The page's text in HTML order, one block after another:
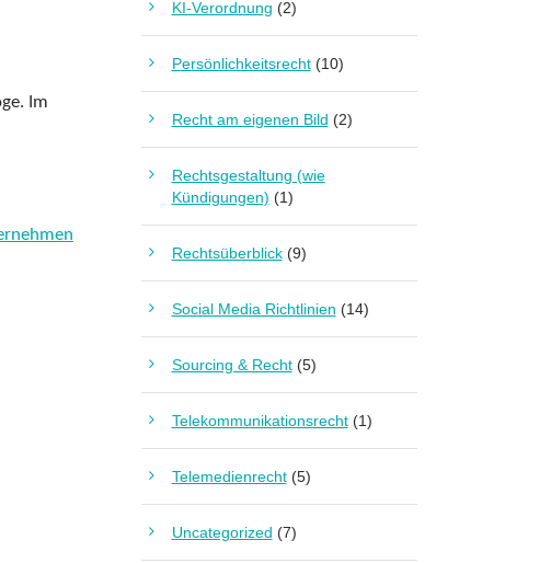
Im
KI-Verordnung (2)
Persönlichkeitsrecht(10)
Recht am eigenen Bild (2)
Rechtsgestaltung (wie
Kündigungen) (1)
Rechtsüberblick(9)
Social Media Richtlinien (14)
Sourcing & Recht(5)
Telekommunikationsrecht(1)
Telemedienrecht(5)
Uncategorized (7)